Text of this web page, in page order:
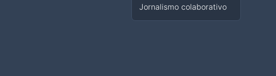
Jornalismo colaborativo